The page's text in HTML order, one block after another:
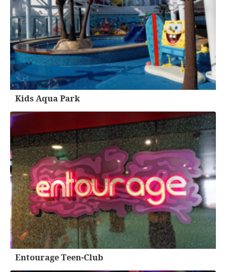
Kids Aqua Park
Entourage Teen-Club